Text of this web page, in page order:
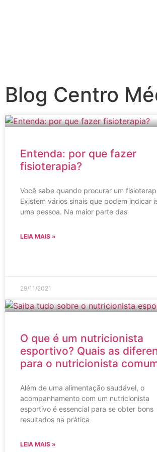
Blog Centro
Entenda: por que fazer
fisioterapia?
Você sabe quando procurar um
Existem vários sinais que podem indicar
uma pessoa. Na maior parte das
LEIA MAIS »
29/11/2021
O que é um nutricionista
esportivo? Quais as
para o nutricionista
Além de uma alimentação saudável, o
acompanhamento com um nutricionista
esportivo é essencial para se obter bons
resultados na prática
LEIA MAIS »